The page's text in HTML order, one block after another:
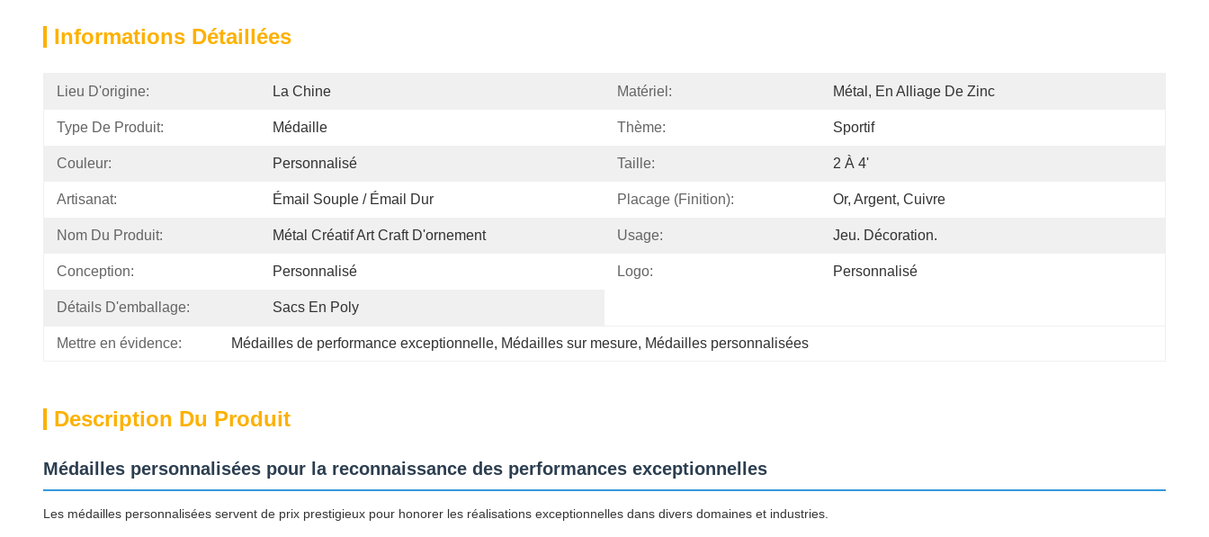
Informations Détaillées
Lieu D'origine: La Chine Matériel: Métal, En Alliage De Zinc
Type De Produit: Médaille Thème: Sportif
Couleur: Personnalisé Taille: 2 À 4'
Artisanat: Émail Souple / Émail Dur Placage (finition): Or, Argent, Cuivre
Nom Du Produit: Métal Créatif Art Craft D'ornement Usage: Jeu. Décoration.
Conception: Personnalisé Logo: Personnalisé
Détails D'emballage: Sacs En Poly
Mettre en évidence: Médailles de performance exceptionnelle, Médailles sur mesure, Médailles personnalisées
Description Du Produit
Médailles personnalisées pour la reconnaissance des performances exceptionnelles
Les médailles personnalisées servent de prix prestigieux pour honorer les réalisations exceptionnelles dans divers domaines et industries.